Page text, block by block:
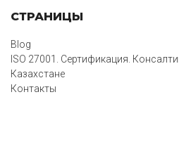
СТРАНИЦЫ
Blog
ISO 27001. Сертификация.
Казахстане
Контакты